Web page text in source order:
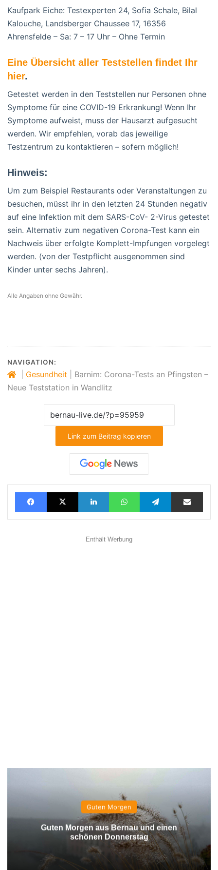
Kaufpark Eiche: Testexperten 24, Sofia Schale, Bilal
Kalouche, Landsberger Chaussee 17, 16356
Ahrensfelde – Sa: 7 – 17 Uhr – Ohne Termin
Eine Übersicht aller Teststellen findet Ihr
hier.
Getestet werden in den Teststellen nur Personen ohne
Symptome für eine COVID-19 Erkrankung! Wenn Ihr
Symptome aufweist, muss der Hausarzt aufgesucht
werden. Wir empfehlen, vorab das jeweilige
Testzentrum zu kontaktieren – sofern möglich!
Hinweis:
Um zum Beispiel Restaurants oder Veranstaltungen zu
besuchen, müsst ihr in den letzten 24 Stunden negativ
auf eine Infektion mit dem SARS-CoV- 2-Virus getestet
sein. Alternativ zum negativen Corona-Test kann ein
Nachweis über erfolgte Komplett-Impfungen vorgelegt
werden. (von der Testpflicht ausgenommen sind
Kinder unter sechs Jahren).
Alle Angaben ohne Gewähr.
NAVIGATION:
Gesundheit
Barnim: Corona-Tests an Pfingsten –
Neue Teststation in Wandlitz
Link zum Beitrag kopieren
FacebookX LinkedInWhatsAppTelegramTeilen via E-Mail
Enthält Werbung
Guten Morgen
Guten Morgen aus Bernau und einen
schönen Donnerstag